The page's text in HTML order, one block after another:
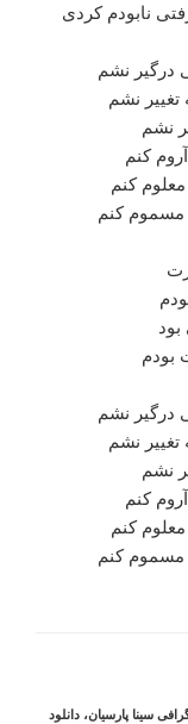
نابودم کردی
درگیر نشم
نشم
نشم
کنم
کنم
مسموم کنم
بودم
درگیر نشم
نشم
نشم
کنم
کنم
مسموم کنم
سینا پارسیان،دانلود